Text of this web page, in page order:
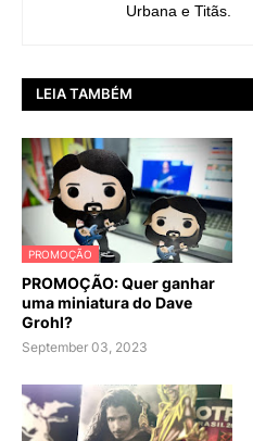
Urbana e Titãs.
LEIA TAMBÉM
PROMOÇÃO
PROMOÇÃO: Quer ganhar
uma miniatura do Dave
Grohl?
September 03, 2023